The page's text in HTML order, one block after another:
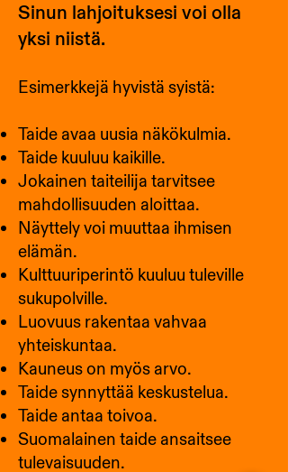
Sinun lahjoituksesi voi olla
yksi niistä.
Esimerkkejä hyvistä syistä:
Taide avaa uusia näkökulmia.
Taide kuuluu kaikille.
Jokainen taiteilija tarvitsee
mahdollisuuden aloittaa.
Näyttely voi muuttaa ihmisen
elämän.
Kulttuuriperintö kuuluu tuleville
sukupolville.
Luovuus rakentaa vahvaa
yhteiskuntaa.
Kauneus on myös arvo.
Taide synnyttää keskustelua.
Taide antaa toivoa.
Suomalainen taide ansaitsee
tulevaisuuden.